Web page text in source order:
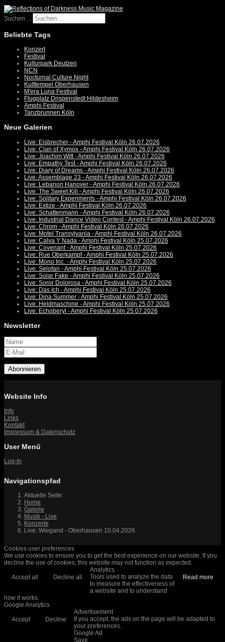
Suchen ...
Beliebte Tags
Konzert
Festival
Kulturpark Deutzen
NCN
Nocturnal Culture Night
Kulttempel Oberhausen
M'era Luna Festival
Flugplatz Drispenstedt Hildesheim
Amphi Festival
Tanzbrunnen Köln
Neue Galerien
Live: Eisbrecher - Amphi Festival Köln 26.07.2026
Live: Clan of Xymox - Amphi Festival Köln 26.07.2026
Live: Joachim Witt - Amphi Festival Köln 26.07.2026
Live: Empathy Test - Amphi Festival Köln 26.07.2026
Live: Diary of Dreams - Amphi Festival Köln 26.07.2026
Live: Assemblage 23 - Amphi Festival Köln 26.07.2026
Live: Lebanon Hanover - Amphi Festival Köln 26.07.2026
Live: The Sweet Kill - Amphi Festival Köln 26.07.2026
Live: Solitary Experiments - Amphi Festival Köln 26.07.2026
Live: Extize - Amphi Festival Köln 26.07.2026
Live: Schattenmann - Amphi Festival Köln 26.07.2026
Live: Industrial Dance Video Contest - Amphi Festival Köln 26.07.2026
Live: Chrom - Amphi Festival Köln 26.07.2026
Live: Motel Transylvania - Amphi Festival Köln 26.07.2026
Live: Calva Y Nada - Amphi Festival Köln 25.07.2026
Live: Covenant - Amphi Festival Köln 25.07.2026
Live: Rue Oberkampf - Amphi Festival Köln 25.07.2026
Live: Mono Inc. - Amphi Festival Köln 25.07.2026
Live: Selofan - Amphi Festival Köln 25.07.2026
Live: Solar Fake - Amphi Festival Köln 25.07.2026
Live: Soror Dolorosa - Amphi Festival Köln 25.07.2026
Live: Das Ich - Amphi Festival Köln 25.07.2026
Live: Dina Summer - Amphi Festival Köln 25.07.2026
Live: Heldmaschine - Amphi Festival Köln 25.07.2026
Live: Echoberyl - Amphi Festival Köln 25.07.2026
Newsletter
Abonnieren
Website Info
Info
Links
Kontakt
Impressum & Datenschutz
User Menü
Log-In
Navigationspfad
Aktuelle Seite:
Home
Galerie
Musik - Live
Konzerte
Live: Wiegand - Oberhausen 10.04.2026
Cookies user preferences
We use cookies to ensure you to get the best experience on our website. If you
decline the use of cookies, this website may not function as expected.
Accept all Decline all Read more
Analytics
Tools used to analyze the data
to measure the effectiveness of
a website and to understand
how it works.
Google Analytics
Accept Decline
Advertisement
If you accept, the ads on the page will be adapted to
your preferences.
Google Ad
Save